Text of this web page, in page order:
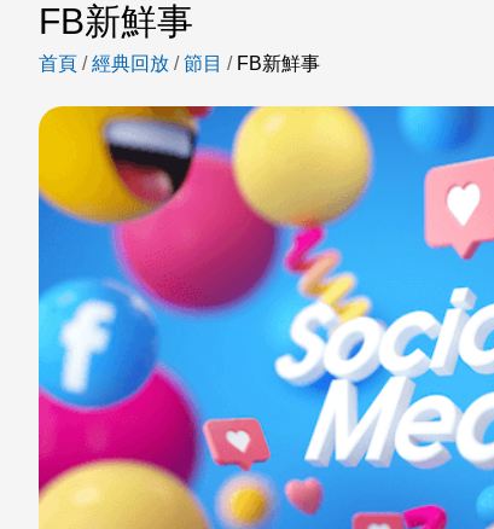
FB新鮮事
首頁 /經典回放 /節目 / FB新鮮事